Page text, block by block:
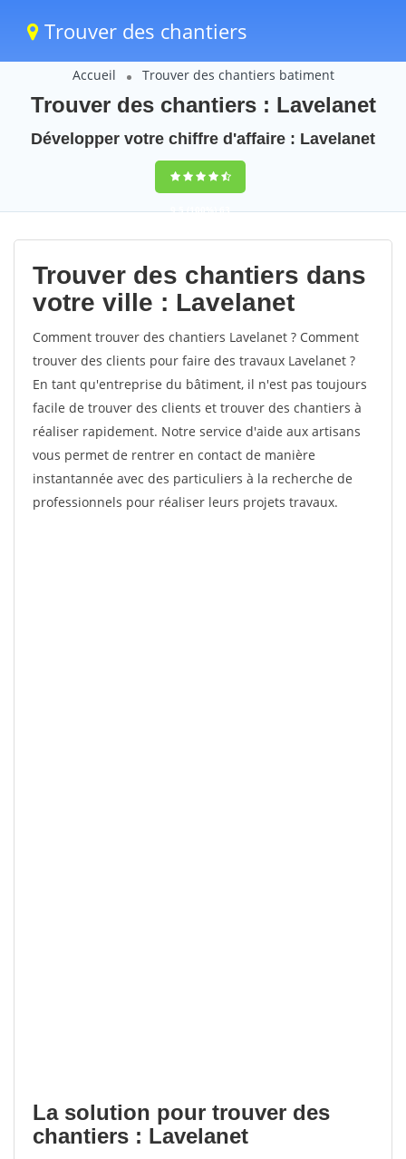
Trouver des chantiers
Accueil Trouver des chantiers batiment
Trouver des chantiers : Lavelanet
Développer votre chiffre d'affaire : Lavelanet
9,5(100%)63
votes
Trouver des chantiers dans
votre ville : Lavelanet
Comment trouver des chantiers Lavelanet ? Comment
trouver des clients pour faire des travaux Lavelanet ?
En tant qu'entreprise du bâtiment, il n'est pas toujours
facile de trouver des clients et trouver des chantiers à
réaliser rapidement. Notre service d'aide aux artisans
vous permet de rentrer en contact de manière
instantannée avec des particuliers à la recherche de
professionnels pour réaliser leurs projets travaux.
La solution pour trouver des
chantiers : Lavelanet